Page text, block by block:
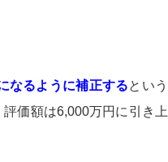
なるように補正するという
価額は6,000万円に引き上